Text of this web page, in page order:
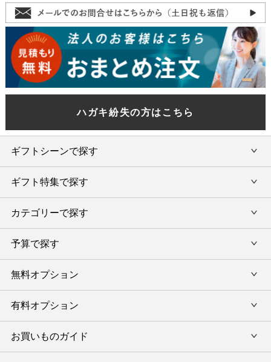
ハガキ紛失の方はこちら
ギフトシーンで探す
出産内祝い・お返し
香典返し・法要引出物
新築内祝い・引越ご挨拶
ギフト特集で探す
旅行カタログギフト
カタログギフトランキング
今治タオル特集
カテゴリーで探す
カタログギフト
グルメ限定カタログギフト
タオルギフト
予算で探す
カタログギフトを予算で選ぶ
タオルギフトを予算で選ぶ
その他のギフトを予算で選ぶ
無料オプション
ラッピング
のし
有料オプション
風呂敷
お買いものガイド